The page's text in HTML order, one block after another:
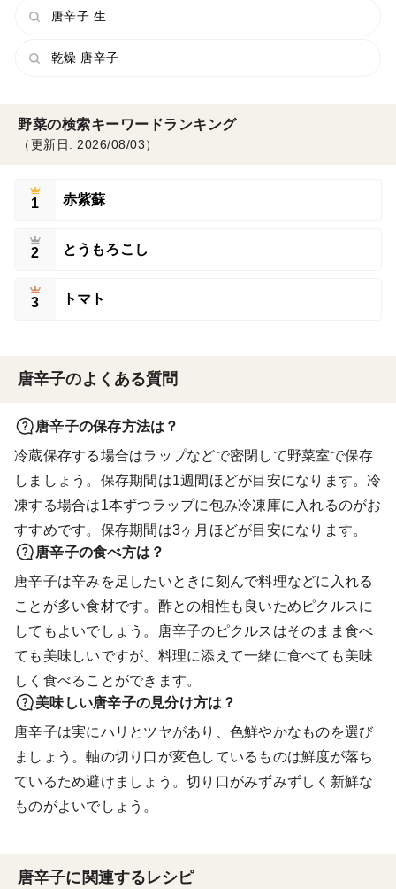
唐辛子 生
乾燥 唐辛子
野菜の検索キーワードランキング
（更新日: 2026/08/03）
1 赤紫蘇
2 とうもろこし
3 トマト
唐辛子のよくある質問
唐辛子の保存方法は？
冷蔵保存する場合はラップなどで密閉して野菜室で保存
しましょう。保存期間は1週間ほどが目安になります。冷
凍する場合は1本ずつラップに包み冷凍庫に入れるのがお
すすめです。保存期間は3ヶ月ほどが目安になります。
唐辛子の食べ方は？
唐辛子は辛みを足したいときに刻んで料理などに入れる
ことが多い食材です。酢との相性も良いためピクルスに
してもよいでしょう。唐辛子のピクルスはそのまま食べ
ても美味しいですが、料理に添えて一緒に食べても美味
しく食べることができます。
美味しい唐辛子の見分け方は？
唐辛子は実にハリとツヤがあり、色鮮やかなものを選び
ましょう。軸の切り口が変色しているものは鮮度が落ち
ているため避けましょう。切り口がみずみずしく新鮮な
ものがよいでしょう。
唐辛子に関連するレシピ